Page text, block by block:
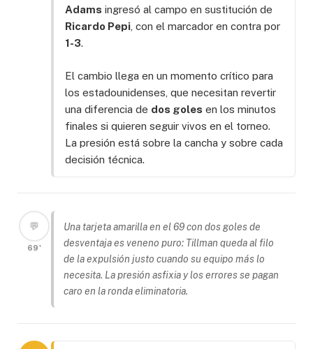
Adams ingresó al campo en sustitución de
Ricardo Pepi , con el marcador en contra por
1-3.
El cambio llega en un momento crítico para
los estadounidenses, que necesitan revertir
una diferencia de dos goles en los minutos
finales si quieren seguir vivos en el torneo.
La presión está sobre la cancha y sobre cada
decisión técnica.
💬
69'
Una tarjeta amarilla en el 69 con dos goles de
desventaja es veneno puro: Tillman queda al filo
de la expulsión justo cuando su equipo más lo
necesita. La presión asfixia y los errores se pagan
caro en la ronda eliminatoria.